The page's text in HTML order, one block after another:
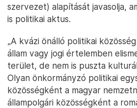
szervezet) alapítását javasolja,
is politikai aktus.
„A kvázi önálló politikai
állam vagy jogi értelemben
terület, de nem is puszta
Olyan önkormányzó politikai
közösségként a magyar
állampolgári közösségként a